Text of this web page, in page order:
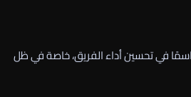
في تحسين أداء الفريق، خاصة في ظل